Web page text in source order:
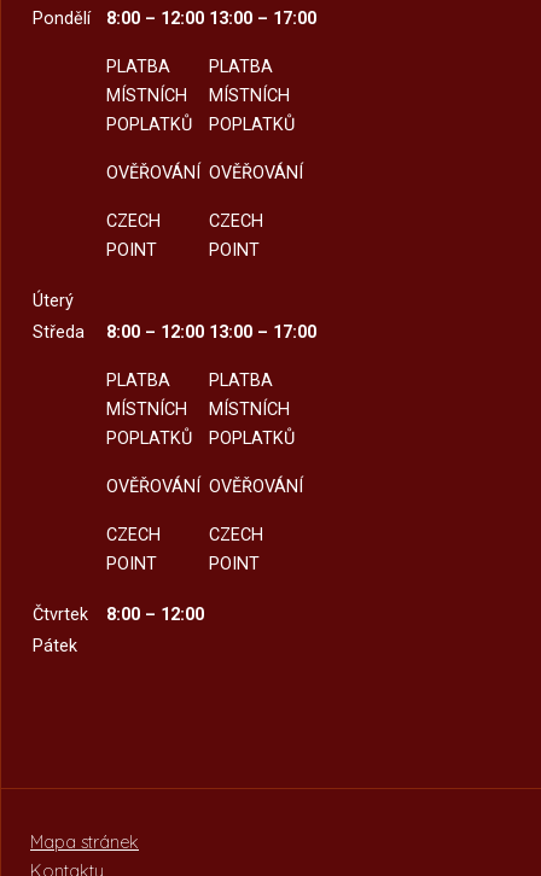
Pondělí 8:00 – 12:00
PLATBA
MÍSTNÍCH
POPLATKŮ
OVĚŘOVÁNÍ
CZECH
POINT
13:00 – 17:00
PLATBA
MÍSTNÍCH
POPLATKŮ
OVĚŘOVÁNÍ
CZECH
POINT
Úterý
Středa
8:00 – 12:00
PLATBA
MÍSTNÍCH
POPLATKŮ
OVĚŘOVÁNÍ
CZECH
POINT
13:00 – 17:00
PLATBA
MÍSTNÍCH
POPLATKŮ
OVĚŘOVÁNÍ
CZECH
POINT
Čtvrtek
8:00 – 12:00
Pátek
Mapa stránek
Kontakty